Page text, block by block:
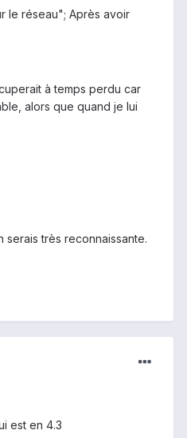
le réseau"; Après avoir
à temps perdu car
alors que quand je lui
très reconnaissante.
est en 4.3